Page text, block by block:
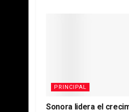
PRINCIPAL
Sonora lidera el